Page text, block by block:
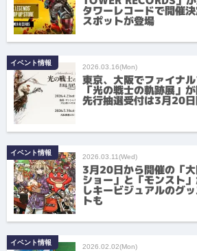
タワーレコードで開催
スポットが登場
イベント情報 2026.03.16(Mon)
東京、大阪でファイナ
「光の戦士の軌跡展」
先行抽選受付は3月20
イベント情報 2026.03.11(Wed)
3月20日から開催の「
ショー」と「モンスト
しキービジュアルのグ
トも
イベント情報 2026.02.02(Mon)